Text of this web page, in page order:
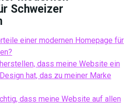
Schweizer
einer modernen Homepage für
dass meine Website ein
hat, das zu meiner Marke
dass meine Website auf allen